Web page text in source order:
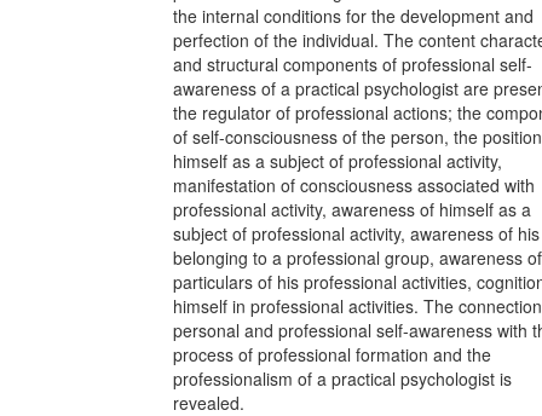
the internal conditions for the development and
perfection of the individual. The content
and structural components of professional self-
awareness of a practical psychologist are
the regulator of professional actions; the
of self-consciousness of the person, the
himself as a subject of professional activity,
manifestation of consciousness associated with
professional activity, awareness of himself as a
subject of professional activity, awareness of his
belonging to a professional group, awareness
particulars of his professional activities,
himself in professional activities. The
personal and professional self-awareness with
process of professional formation and the
professionalism of a practical psychologist is
revealed.